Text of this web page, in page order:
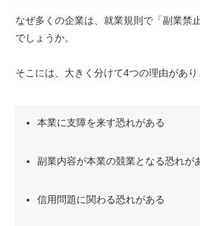
なぜ多くの企業は、就業規則で「副業禁
でしょうか。
そこには、大きく分けて4つの理由があり
本業に支障を来す恐れがある
副業内容が本業の競業となる恐れが
信用問題に関わる恐れがある